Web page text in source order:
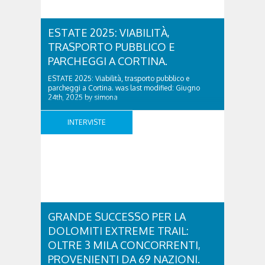
ESTATE 2025: VIABILITÀ,
TRASPORTO PUBBLICO E
PARCHEGGI A CORTINA.
ESTATE 2025: Viabilità, trasporto pubblico e
parcheggi a Cortina. was last modified: Giugno
24th, 2025 by simona
INTERVISTE
GRANDE SUCCESSO PER LA
DOLOMITI EXTREME TRAIL:
OLTRE 3 MILA CONCORRENTI,
PROVENIENTI DA 69 NAZIONI.